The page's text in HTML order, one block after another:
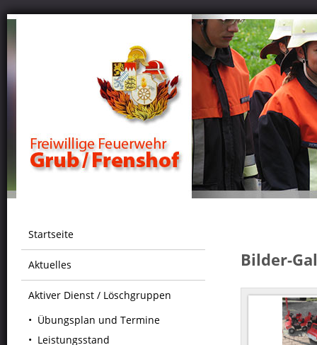
Startseite
Aktuelles
Aktiver Dienst / Löschgruppen
Übungsplan und Termine
Leistungsstand
Bilder-